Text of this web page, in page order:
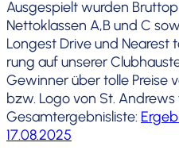
Ausge­spielt wurden
Netto­klassen A,B und C
Longest Drive und
rung auf unserer
Gewinner über tolle Preise
bzw. Logo von St.
Gesamt­ergeb­nis­liste:
17.08.2025